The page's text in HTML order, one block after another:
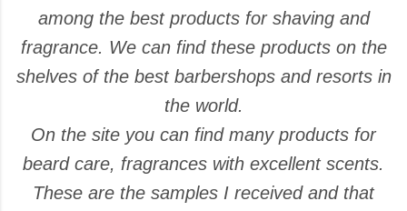
among the best products for shaving and
fragrance. We can find these products on the
shelves of the best barbershops and resorts in
the world.
On the site you can find many products for
beard care, fragrances with excellent scents.
These are the samples I received and that